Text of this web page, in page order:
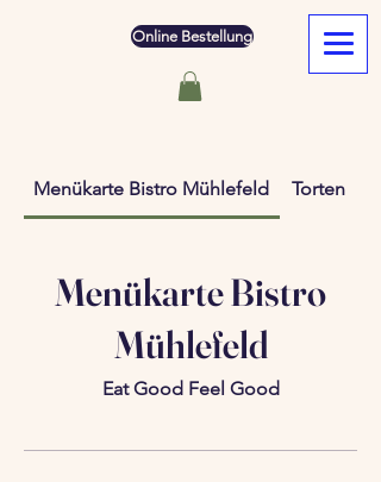
Online Bestellung
Menükarte Bistro Mühlefeld Torten
Menükarte Bistro
Mühlefeld
Eat Good Feel Good